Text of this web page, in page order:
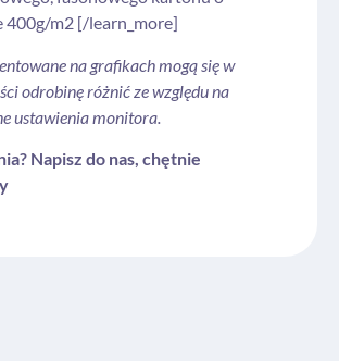
400g/m2 [/learn_more]
na grafikach mogą się w
odrobinę różnić ze względu na
ustawienia monitora.
Napisz do nas, chętnie